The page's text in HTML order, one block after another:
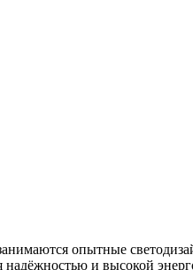
опытные
и высокой